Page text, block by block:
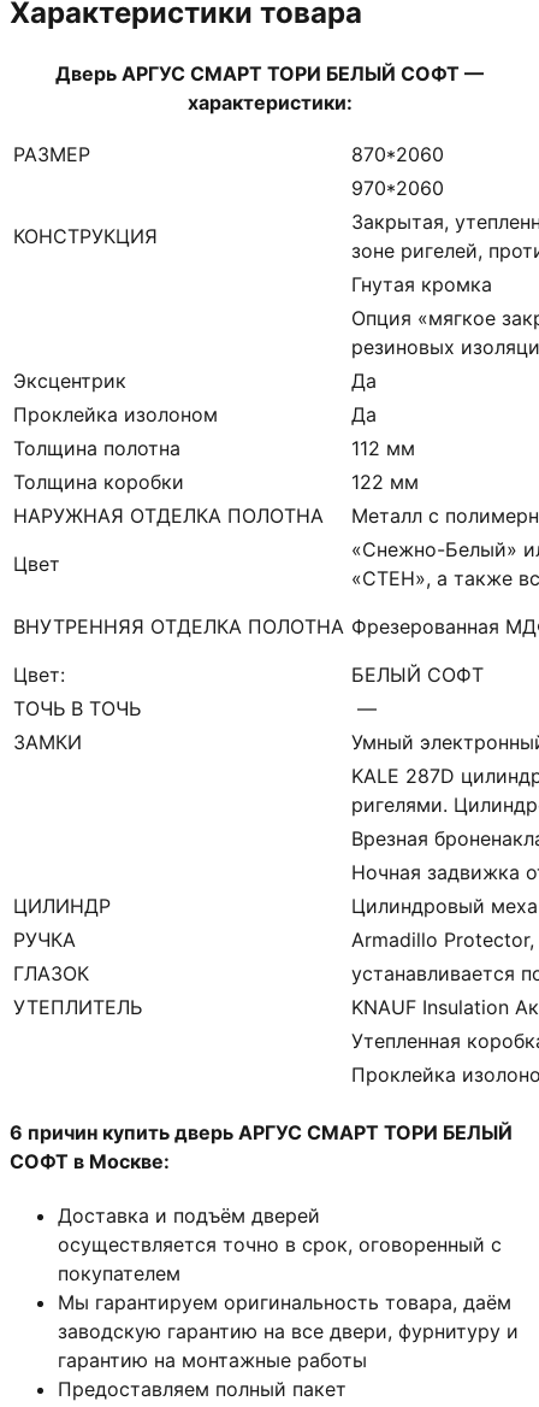
Характеристики товара
Дверь АРГУС СМАРТ ТОРИ БЕЛЫЙ СОФТ —
характеристики:
РАЗМЕР
870*2060
970*2060
КОНСТРУКЦИЯ
Закрытая,
зоне ригелей,
Гнутая кромка
Опция «мягкое
резиновых
Эксцентрик
Да
Проклейка изолоном
Да
Толщина полотна
112 мм
Толщина коробки
122 мм
НАРУЖНАЯ ОТДЕЛКА ПОЛОТНА
Металл с
Цвет
«Снежно-Белый»
«СТЕН», а также
ВНУТРЕННЯЯ ОТДЕЛКА ПОЛОТНА Фрезерованная
Цвет:
БЕЛЫЙ СОФТ
ТОЧЬ В ТОЧЬ
—
ЗАМКИ
Умный
KALE 287D
ригелями.
Врезная
Ночная задвижка
ЦИЛИНДР
Цилиндровый
РУЧКА
Armadillo
ГЛАЗОК
устанавливается
УТЕПЛИТЕЛЬ
KNAUF Insulation
Утепленная
Проклейка
6 причин купить дверь АРГУС СМАРТ ТОРИ БЕЛЫЙ
СОФТ в Москве:
Доставка и подъём дверей
осуществляется точно в срок, оговоренный с
покупателем
Мы гарантируем оригинальность товара, даём
заводскую гарантию на все двери, фурнитуру и
гарантию на монтажные работы
Предоставляем полный пакет